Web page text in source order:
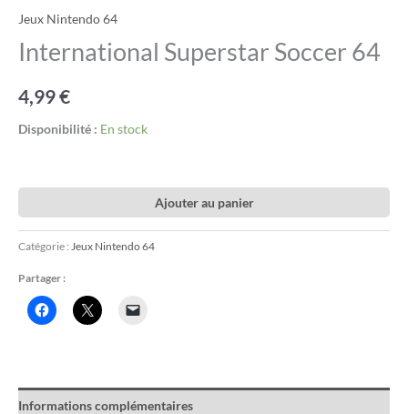
Jeux Nintendo 64
International Superstar Soccer 64
4,99€
Disponibilité : En stock
Ajouter au panier
Catégorie : Jeux Nintendo 64
Partager :
Informations complémentaires